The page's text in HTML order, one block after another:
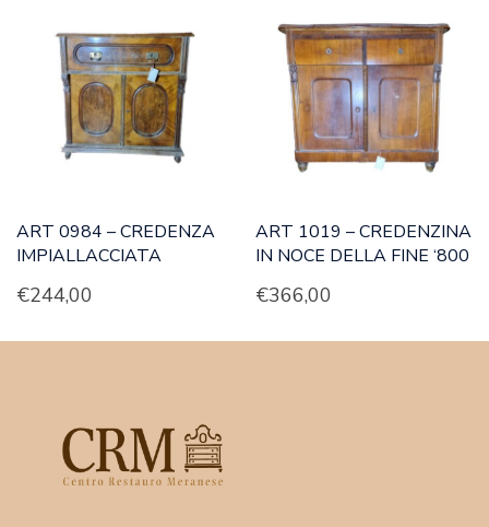
ART 0984 – CREDENZA
IMPIALLACCIATA
€244,00
ART 1019 – CREDENZINA
IN NOCE DELLA FINE ‘800
€366,00